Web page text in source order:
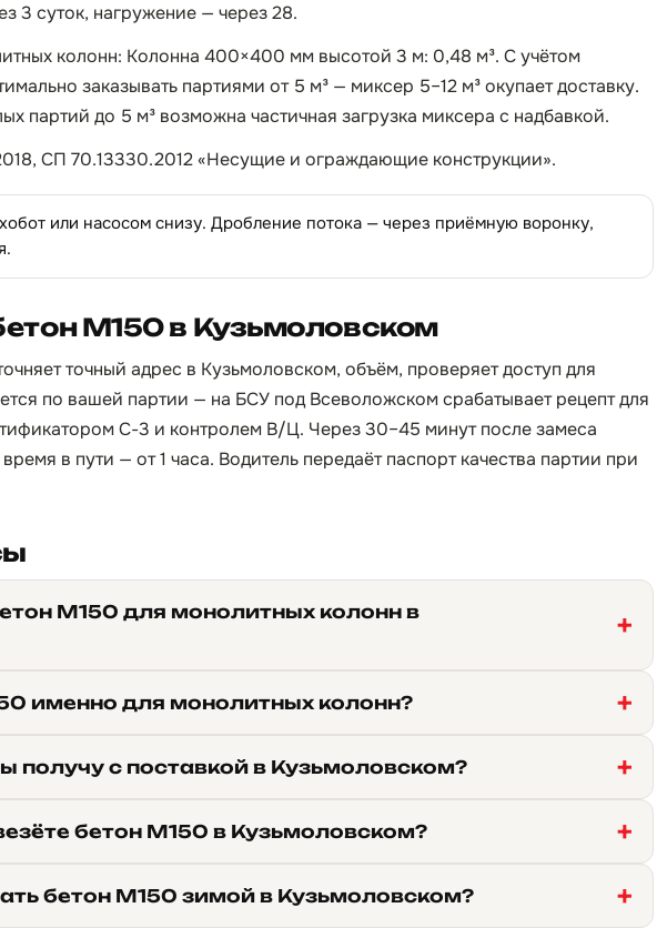
3 суток, нагружение — через 28.
колонн: Колонна 400×400 мм высотой 3 м: 0,48 м³. С учётом
заказывать партиями от 5 м³ — миксер 5–12 м³ окупает доставку.
партий до 5 м³ возможна частичная загрузка миксера с надбавкой.
СП 70.13330.2012 «Несущие и ограждающие конструкции».
или насосом снизу. Дробление потока — через приёмную воронку,
М150 в Кузьмоловском
точный адрес в Кузьмоловском, объём, проверяет доступ для
по вашей партии — на БСУ под Всеволожском срабатывает рецепт для
С-3 и контролем В/Ц. Через 30–45 минут после замеса
в пути — от 1 часа. Водитель передаёт паспорт качества партии при
М150 для монолитных колонн в
именно для монолитных колонн?
получу с поставкой в Кузьмоловском?
бетон М150 в Кузьмоловском?
бетон М150 зимой в Кузьмоловском?